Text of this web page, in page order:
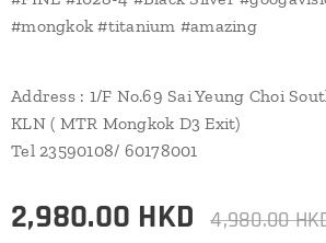
#mongkok #titanium #amazing
Address : 1/F No.69 Sai Yeung Choi
KLN ( MTR Mongkok D3 Exit)
Tel 23590108/ 60178001
2,980.00 HKD 4,980.00